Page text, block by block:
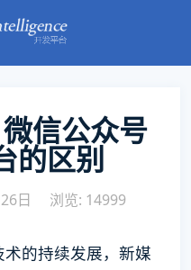
信公众号
的区别
日 浏览: 14999
的持续发展，新媒